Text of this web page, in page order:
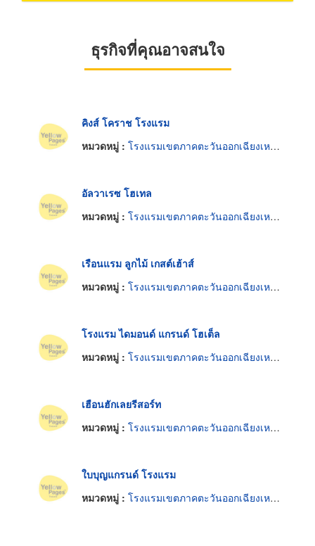
ธุรกิจที่คุณอาจสนใจ
คิงส์ โคราช โรงแรม
หมวดหมู่ : โรงแรมเขตภาคตะวันออกเฉียงเหนือ
อัลวาเรซ โฮเทล
หมวดหมู่ : โรงแรมเขตภาคตะวันออกเฉียงเหนือ
เรือนแรม ลูกไม้ เกสต์เฮ้าส์
หมวดหมู่ : โรงแรมเขตภาคตะวันออกเฉียงเหนือ
โรงแรม ไดมอนด์ แกรนด์ โฮเต็ล
หมวดหมู่ : โรงแรมเขตภาคตะวันออกเฉียงเหนือ
เฮือนฮักเลยรีสอร์ท
หมวดหมู่ : โรงแรมเขตภาคตะวันออกเฉียงเหนือ
ใบบุญแกรนด์ โรงแรม
หมวดหมู่ : โรงแรมเขตภาคตะวันออกเฉียงเหนือ